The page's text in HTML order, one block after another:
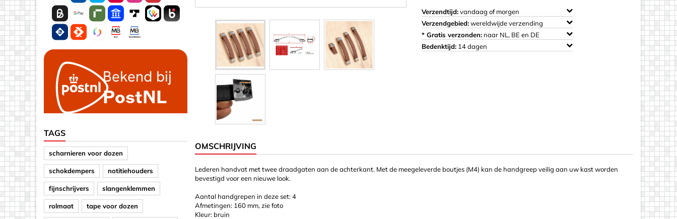
Plaatmateriaal 3 mm
Plaatmateriaal 8 mm
Spiegeltjes
Vierkantjes
Vierkant/Rechthoek
TAGS
scharnieren voor dozen
schokdempers notitiehouders
fijnschrijvers slangenklemmen
rolmaat tape voor dozen
Verzendtijd:vandaag of morgen
Verzendgebied:wereldwijde verzending
* Gratis verzonden: naar NL, BE en DE
Bedenktijd: 14 dagen
OMSCHRIJVING
Lederen handvat met twee draadgaten aan de achterkant. Met de meegeleverde boutjes (M4) kan de handgreep veilig aan uw kast worden
bevestigd voor een nieuwe look.
Aantal handgrepen in deze set: 4
Afmetingen: 160 mm, zie foto
Kleur: bruin